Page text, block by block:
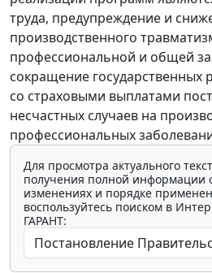
труда, предупреждение и
производственного
профессиональной и общей
сокращение государственных
со страховыми выплатами
несчастных случаев на
профессиональных
Для просмотра актуального
получения полной информации
изменениях и порядке
воспользуйтесь поиском в
ГАРАНТ: